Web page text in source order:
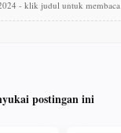
- klik judul untuk membaca
postingan ini